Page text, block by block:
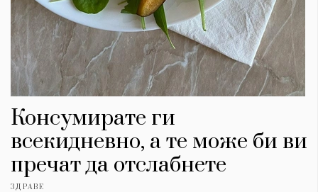
Консумирате ги
всекидневно, а те може би ви
пречат да отслабнете
ЗДРАВЕ